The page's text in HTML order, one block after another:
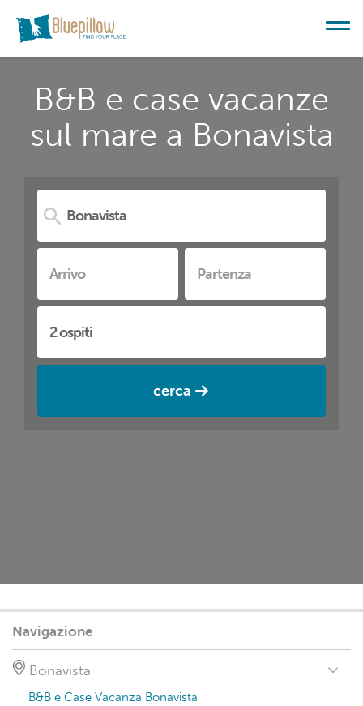
B&B e case vacanze
sul mare a Bonavista
cerca
Navigazione
Bonavista
B&B e Case Vacanza Bonavista